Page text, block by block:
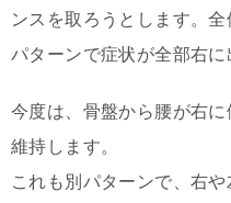
ンスを取ろうとします。
パターンで症状が全部右に
今度は、骨盤から腰が右
維持します。
これも別パターンで、右や